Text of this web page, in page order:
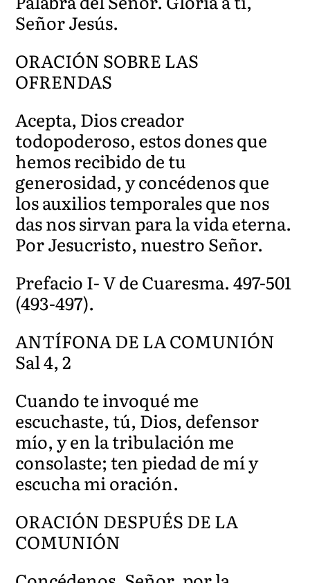
Señor Jesús.
ORACIÓN SOBRE LAS
OFRENDAS
Acepta, Dios creador
todopoderoso, estos dones que
hemos recibido de tu
generosidad, y concédenos que
los auxilios temporales que nos
das nos sirvan para la vida eterna.
Por Jesucristo, nuestro Señor.
Prefacio I- V de Cuaresma. 497-501
(493-497).
ANTÍFONA DE LA COMUNIÓN
Sal 4, 2
Cuando te invoqué me
escuchaste, tú, Dios, defensor
mío, y en la tribulación me
consolaste; ten piedad de mí y
escucha mi oración.
ORACIÓN DESPUÉS DE LA
COMUNIÓN